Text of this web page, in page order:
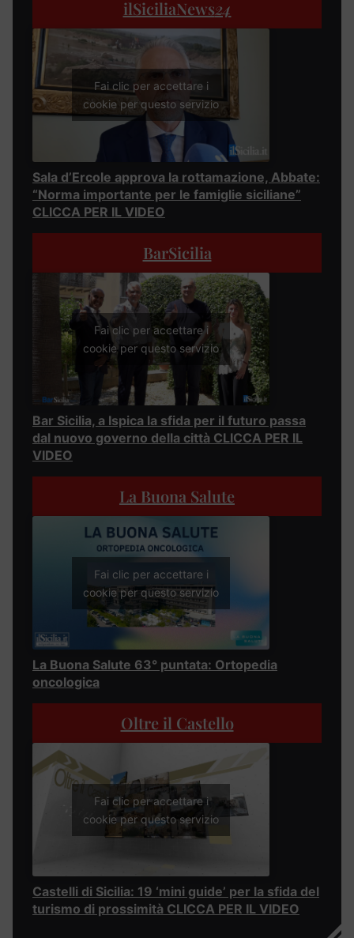
ilSiciliaNews24
Fai clic per accettare i
cookie per questo servizio
Sala d’Ercole approva la rottamazione, Abbate:
“Norma importante per le famiglie siciliane”
CLICCA PER IL VIDEO
BarSicilia
Fai clic per accettare i
cookie per questo servizio
Bar Sicilia, a Ispica la sfida per il futuro passa
dal nuovo governo della città CLICCA PER IL
VIDEO
La Buona Salute
Fai clic per accettare i
cookie per questo servizio
La Buona Salute 63° puntata: Ortopedia
oncologica
Oltre il Castello
Fai clic per accettare i
cookie per questo servizio
Castelli di Sicilia: 19 ‘mini guide’ per la sfida del
turismo di prossimità CLICCA PER IL VIDEO